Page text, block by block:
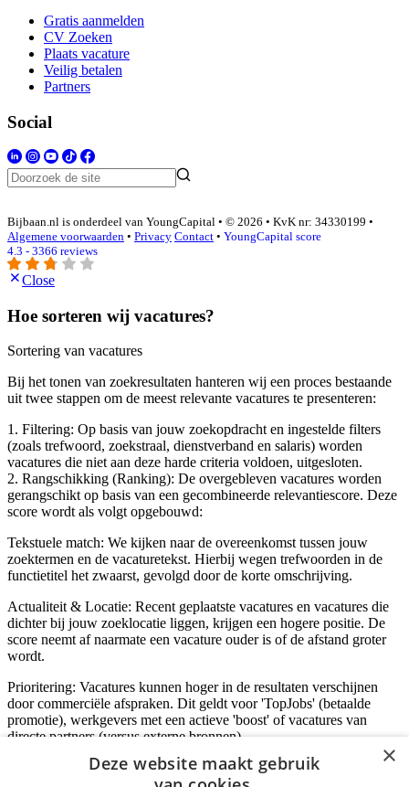
Gratis aanmelden
CV Zoeken
Plaats vacature
Veilig betalen
Partners
Social
Bijbaan.nl is onderdeel van YoungCapital • © 2026 • KvK nr: 34330199 •
Algemene voorwaarden • Privacy Contact • YoungCapital score
4.3 - 3366 reviews
Close
Hoe sorteren wij vacatures?
Sortering van vacatures
Bij het tonen van zoekresultaten hanteren wij een proces bestaande
uit twee stappen om de meest relevante vacatures te presenteren:
1. Filtering: Op basis van jouw zoekopdracht en ingestelde filters
(zoals trefwoord, zoekstraal, dienstverband en salaris) worden
vacatures die niet aan deze harde criteria voldoen, uitgesloten.
2. Rangschikking (Ranking): De overgebleven vacatures worden
gerangschikt op basis van een gecombineerde relevantiescore. Deze
score wordt als volgt opgebouwd:
Tekstuele match: We kijken naar de overeenkomst tussen jouw
zoektermen en de vacaturetekst. Hierbij wegen trefwoorden in de
functietitel het zwaarst, gevolgd door de korte omschrijving.
Actualiteit & Locatie: Recent geplaatste vacatures en vacatures die
dichter bij jouw zoeklocatie liggen, krijgen een hogere positie. De
score neemt af naarmate een vacature ouder is of de afstand groter
wordt.
Prioritering: Vacatures kunnen hoger in de resultaten verschijnen
door commerciële afspraken. Dit geldt voor 'TopJobs' (betaalde
promotie), werkgevers met een actieve 'boost' of vacatures van
directe partners (versus externe bronnen).
×
Deze website maakt gebruik